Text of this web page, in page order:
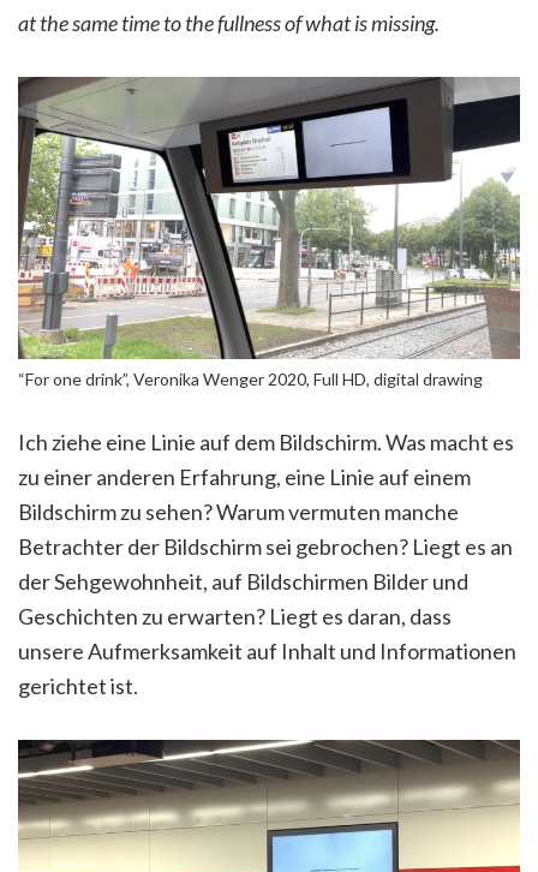
at the same time to the fullness of what is missing.
“For one drink”, Veronika Wenger 2020, Full HD, digital drawing
Ich ziehe eine Linie auf dem Bildschirm. Was macht es
zu einer anderen Erfahrung, eine Linie auf einem
Bildschirm zu sehen? Warum vermuten manche
Betrachter der Bildschirm sei gebrochen? Liegt es an
der Sehgewohnheit, auf Bildschirmen Bilder und
Geschichten zu erwarten? Liegt es daran, dass
unsere Aufmerksamkeit auf Inhalt und Informationen
gerichtet ist.